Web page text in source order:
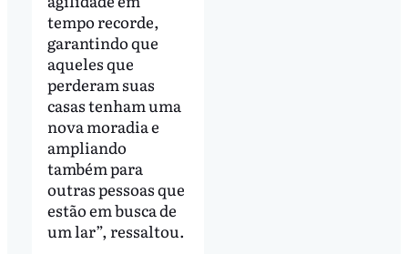
tempo recorde,
garantindo que
aqueles que
perderam suas
casas tenham uma
nova moradia e
ampliando
também para
outras pessoas que
estão em busca de
um lar”, ressaltou.